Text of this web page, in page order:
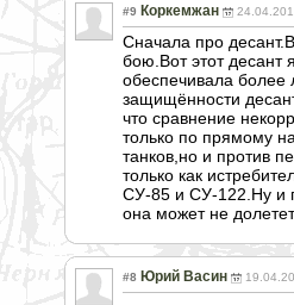
#9 Коркемжан
Сначала про
бою.Вот этот десант
обеспечивала более
защищённости
что сравнение
только по прямому
танков,но и против
только как
СУ-85 и СУ-122.Ну и
она может не
#8 Юрий Васин